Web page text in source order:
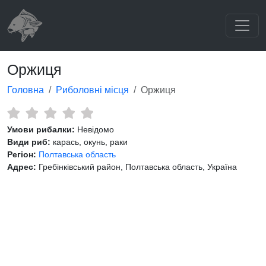
Оржиця
Головна Риболовні місця Оржиця
Умови рибалки: Невідомо
Види риб: карась, окунь, раки
Регіон: Полтавська область
Адрес: Гребінківський район, Полтавська область, Україна